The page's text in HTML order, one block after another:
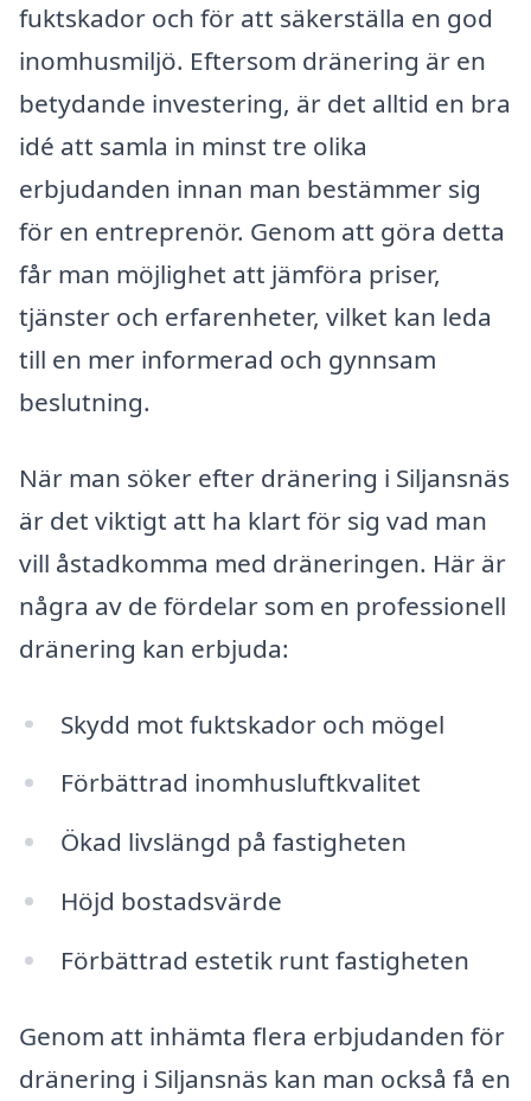
fuktskador och för att säkerställa en god
inomhusmiljö. Eftersom dränering är en
betydande investering, är det alltid en bra
idé att samla in minst tre olika
erbjudanden innan man bestämmer sig
för en entreprenör. Genom att göra detta
får man möjlighet att jämföra priser,
tjänster och erfarenheter, vilket kan leda
till en mer informerad och gynnsam
beslutning.
När man söker efter dränering i Siljansnäs
är det viktigt att ha klart för sig vad man
vill åstadkomma med dräneringen. Här är
några av de fördelar som en professionell
dränering kan erbjuda:
Skydd mot fuktskador och mögel
Förbättrad inomhusluftkvalitet
Ökad livslängd på fastigheten
Höjd bostadsvärde
Förbättrad estetik runt fastigheten
Genom att inhämta flera erbjudanden för
dränering i Siljansnäs kan man också få en